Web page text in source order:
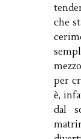
che
per
è,
dal